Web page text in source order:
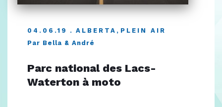
04.06.19 ALBERTA , PLEIN AIR
Par Bella & André
Parc national des Lacs-
Waterton à moto